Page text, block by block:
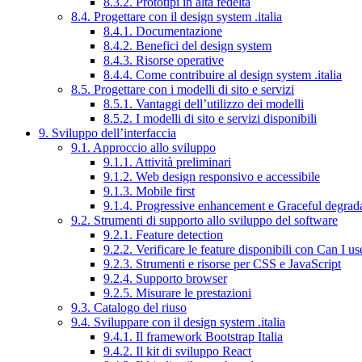
8.4. Progettare con il design system .italia
8.4.1. Documentazione
8.4.2. Benefici del design system
8.4.3. Risorse operative
8.4.4. Come contribuire al design system .italia
8.5. Progettare con i modelli di sito e servizi
8.5.1. Vantaggi dell’utilizzo dei modelli
8.5.2. I modelli di sito e servizi disponibili
9. Sviluppo dell’interfaccia
9.1. Approccio allo sviluppo
9.1.1. Attività preliminari
9.1.2. Web design responsivo e accessibile
9.1.3. Mobile first
9.1.4. Progressive enhancement e Graceful
9.2. Strumenti di supporto allo sviluppo del software
9.2.1. Feature detection
9.2.2. Verificare le feature disponibili con Can I
9.2.3. Strumenti e risorse per CSS e JavaScript
9.2.4. Supporto browser
9.2.5. Misurare le prestazioni
9.3. Catalogo del riuso
9.4. Sviluppare con il design system .italia
9.4.1. Il framework Bootstrap Italia
9.4.2. Il kit di sviluppo React